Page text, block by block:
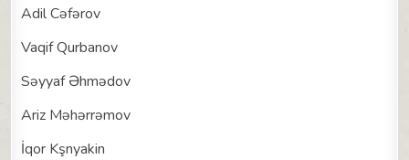
Adil Cəfərov
Vaqif Qurbanov
Səyyaf Əhmədov
Ariz Məhərrəmov
İqor Kşnyakin